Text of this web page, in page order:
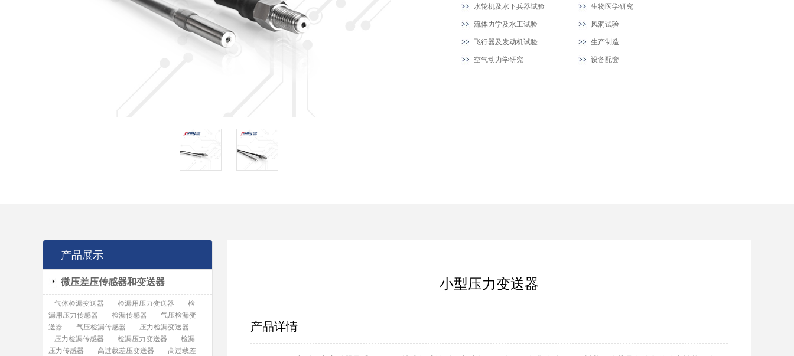
水轮机及水下兵器试验 生物医学研究
流体力学及水工试验 风洞试验
飞行器及发动机试验 生产制造
空气动力学研究 设备配套
小型压力变送器
产品详情
产品展示
微压差压传感器和变送器
气体检漏变送器 检漏用压力变送器
检
漏用压力传感器
检漏传感器
气压检漏变
送器
气压检漏传感器
压力检漏变送器
压力检漏传感器
检漏压力变送器
检漏
压力传感器
高过载差压变送器
高过载差